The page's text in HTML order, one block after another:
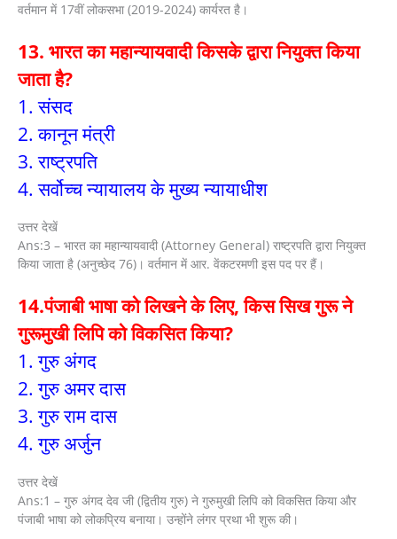
वर्तमान में 17वीं लोकसभा (2019-2024) कार्यरत है।
13. भारत का महान्यायवादी किसके द्वारा नियुक्त किया
जाता है?
1. संसद
2. कानून मंत्री
3. राष्ट्रपति
4. सर्वोच्च न्यायालय के मुख्य न्यायाधीश
उत्तर देखें
Ans:3 – भारत का महान्यायवादी (Attorney General) राष्ट्रपति द्वारा नियुक्त
किया जाता है (अनुच्छेद 76)। वर्तमान में आर. वेंकटरमणी इस पद पर हैं।
14.पंजाबी भाषा को लिखने के लिए, किस सिख गुरू ने
गुरूमुखी लिपि को विकसित किया?
1. गुरु अंगद
2. गुरु अमर दास
3. गुरु राम दास
4. गुरु अर्जुन
उत्तर देखें
Ans:1 – गुरु अंगद देव जी (द्वितीय गुरु) ने गुरुमुखी लिपि को विकसित किया और
पंजाबी भाषा को लोकप्रिय बनाया। उन्होंने लंगर प्रथा भी शुरू की।